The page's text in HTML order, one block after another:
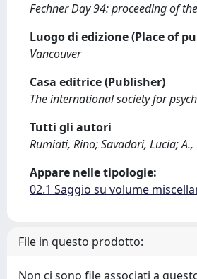
Fechner Day 94: proceeding of
Luogo di edizione (Place of
Vancouver
Casa editrice (Publisher)
The international society for
Tutti gli autori
Rumiati, Rino; Savadori, Lucia; A.,
Appare nelle tipologie:
02.1 Saggio su volume
File in questo prodotto:
Non ci sono file associati a